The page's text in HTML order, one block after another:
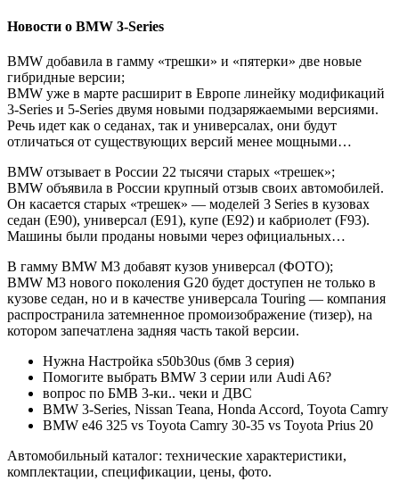
Новости о BMW 3-Series
BMW добавила в гамму «трешки» и «пятерки» две новые
гибридные версии;
BMW уже в марте расширит в Европе линейку модификаций
3-Series и 5-Series двумя новыми подзаряжаемыми версиями.
Речь идет как о седанах, так и универсалах, они будут
отличаться от существующих версий менее мощными…
BMW отзывает в России 22 тысячи старых «трешек»;
BMW объявила в России крупный отзыв своих автомобилей.
Он касается старых «трешек» — моделей 3 Series в кузовах
седан (E90), универсал (E91), купе (E92) и кабриолет (F93).
Машины были проданы новыми через официальных…
В гамму BMW M3 добавят кузов универсал (ФОТО);
BMW M3 нового поколения G20 будет доступен не только в
кузове седан, но и в качестве универсала Touring — компания
распространила затемненное промоизображение (тизер), на
котором запечатлена задняя часть такой версии.
Нужна Настройка s50b30us (бмв 3 серия)
Помогите выбрать BMW 3 серии или Audi A6?
вопрос по БМВ 3-ки.. чеки и ДВС
BMW 3-Series, Nissan Teana, Honda Accord, Toyota Camry
BMW e46 325 vs Toyota Camry 30-35 vs Toyota Prius 20
Автомобильный каталог: технические характеристики,
комплектации, спецификации, цены, фото.